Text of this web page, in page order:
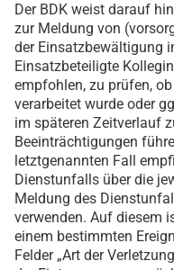
Der BDK weist darauf
zur Meldung von
der Einsatzbewältigung
Einsatzbeteiligte
empfohlen, zu prüfen,
verarbeitet wurde oder
im späteren Zeitverlauf
Beeinträchtigungen
letztgenannten Fall
Dienstunfalls über die
Meldung des
verwenden. Auf diesem
einem bestimmten
Felder „Art der